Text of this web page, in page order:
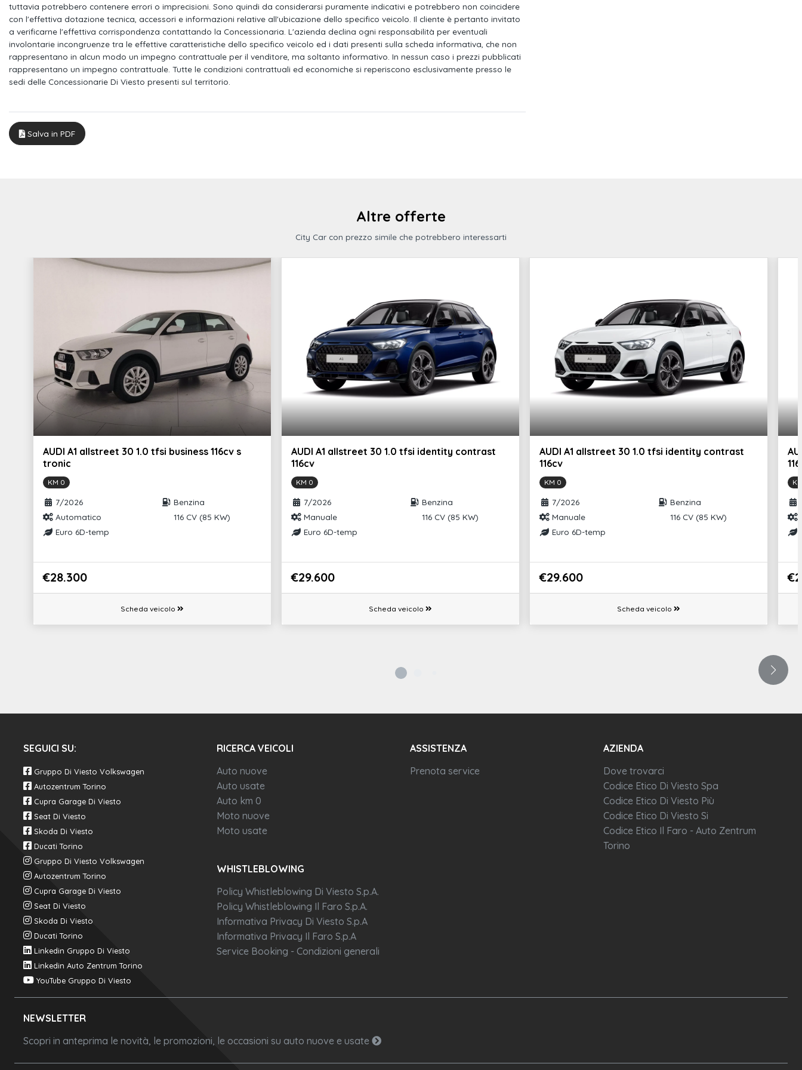
Tappetini anteriori
Panca posteriore abbattibile (60:40) con
2 appoggiatesta regolabili
Climatizzatore automatico
Vetri laterali atermici (in tonalità grigia)
e lunotto posteriore riscaldabile
Dettagli in nero
Inserto al cruscotto verniciato in color
nero con trama poligonale
Interni in look alluminio Listelli in alluminio
Freni anteriori e posteriori a disco
Spoiler posteriore in design s
tasti
Radio digitale (dab) Audi smartphone interface
Lane departure warning (dispositivo di
assistenza per mantenimento di corsia)
tuttavia potrebbero contenere errori o imprecisioni. Sono quindi da considerarsi puramente indicativi e potrebbero non coincidere
con l'effettiva dotazione tecnica, accessori e informazioni relative all'ubicazione dello specifico veicolo. Il cliente è pertanto invitato
a verificarne l'effettiva corrispondenza contattando la Concessionaria. L'azienda declina ogni responsabilità per eventuali
involontarie incongruenze tra le effettive caratteristiche dello specifico veicolo ed i dati presenti sulla scheda informativa, che non
rappresentano in alcun modo un impegno contrattuale per il venditore, ma soltanto informativo. In nessun caso i prezzi pubblicati
rappresentano un impegno contrattuale. Tutte le condizioni contrattuali ed economiche si reperiscono esclusivamente presso le
sedi delle Concessionarie Di Viesto presenti sul territorio.
Salva in PDF
Altre offerte
City Car con prezzo simile che potrebbero interessarti
AUDI A1 allstreet 30 1.0 tfsi business 116cv s
tronic
KM 0
7/2026
Benzina
Automatico
116 CV (85 KW)
Euro 6D-temp
€28.300
Scheda veicolo
AUDI A1 allstreet 30 1.0 tfsi identity contrast
116cv
KM 0
7/2026
Benzina
Manuale
116 CV (85 KW)
Euro 6D-temp
€29.600
Scheda veicolo
AUDI A1 allstreet 30 1.0 tfsi identity contrast
116cv
KM 0
7/2026
Benzina
Manuale
116 CV (85 KW)
Euro 6D-temp
€29.600
Scheda veicolo
SEGUICI SU:
Gruppo Di Viesto Volkswagen
Autozentrum Torino
Cupra Garage Di Viesto
Seat Di Viesto
Skoda Di Viesto
Ducati Torino
Gruppo Di Viesto Volkswagen
Autozentrum Torino
Cupra Garage Di Viesto
Seat Di Viesto
Skoda Di Viesto
Ducati Torino
Linkedin Gruppo Di Viesto
Linkedin Auto Zentrum Torino
YouTube Gruppo Di Viesto
RICERCA VEICOLI
Auto nuove
Auto usate
Auto km 0
Moto nuove
Moto usate
ASSISTENZA
Prenota service
AZIENDA
Dove trovarci
Codice Etico Di Viesto Spa
Codice Etico Di Viesto Più
Codice Etico Di Viesto Si
Codice Etico Il Faro - Auto Zentrum
Torino
WHISTLEBLOWING
Policy Whistleblowing Di Viesto S.p.A.
Policy Whistleblowing Il Faro S.p.A.
Informativa Privacy Di Viesto S.p.A
Informativa Privacy Il Faro S.p.A
Service Booking - Condizioni generali
NEWSLETTER
Scopri in anteprima le novità, le promozioni, le occasioni su auto nuove e usate